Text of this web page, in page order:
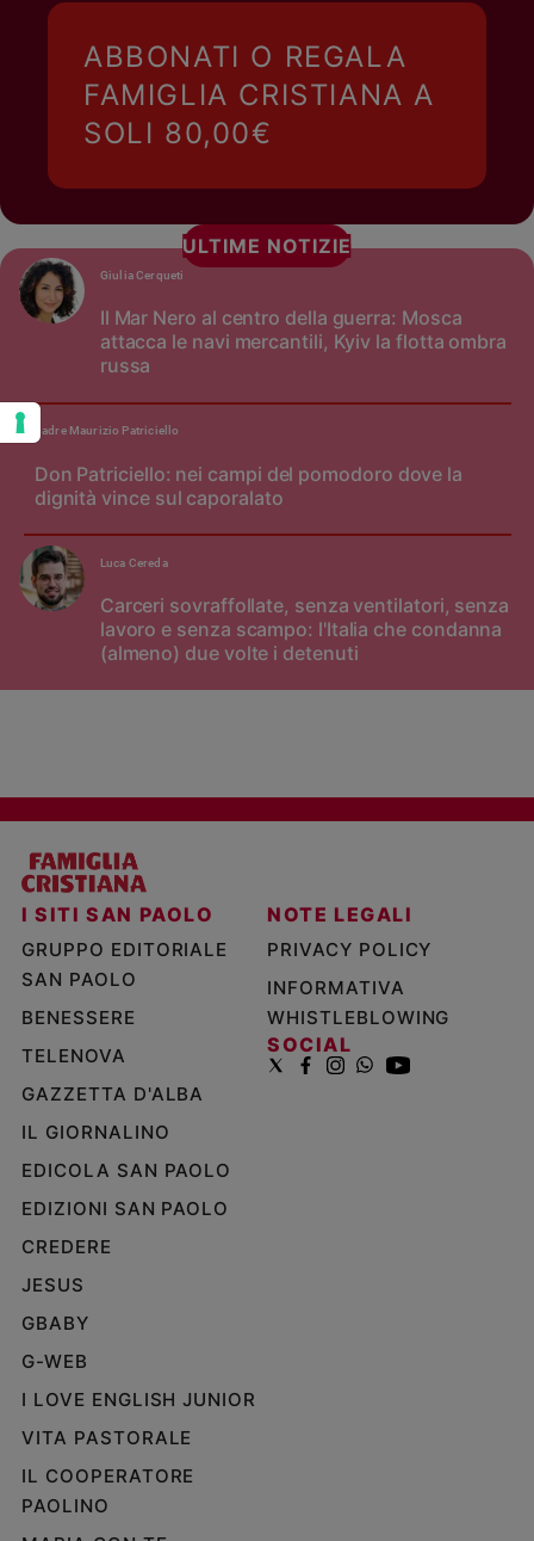
ABBONATI O REGALA
FAMIGLIA CRISTIANA A
SOLI 80,00€
ULTIME NOTIZIE
Il Mar Nero al centro della guerra: Mosca
attacca le navi mercantili, Kyiv la flotta ombra
russa
Giulia Cerqueti
Don Patriciello: nei campi del pomodoro dove la
dignità vince sul caporalato
padre Maurizio Patriciello
Carceri sovraffollate, senza ventilatori, senza
lavoro e senza scampo: l'Italia che condanna
(almeno) due volte i detenuti
Luca Cereda
I SITI SAN PAOLO
GRUPPO EDITORIALE
SAN PAOLO
BENESSERE
TELENOVA
GAZZETTA D'ALBA
IL GIORNALINO
EDICOLA SAN PAOLO
EDIZIONI SAN PAOLO
CREDERE
JESUS
GBABY
G-WEB
I LOVE ENGLISH JUNIOR
VITA PASTORALE
IL COOPERATORE
PAOLINO
NOTE LEGALI
PRIVACY POLICY
INFORMATIVA
WHISTLEBLOWING
SOCIAL